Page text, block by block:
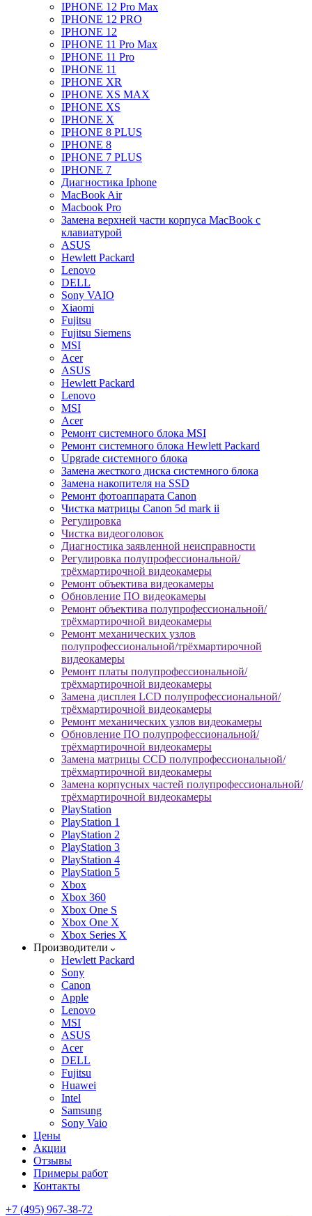
IPHONE 12 Pro Max
IPHONE 12 PRO
IPHONE 12
IPHONE 11 Pro Max
IPHONE 11 Pro
IPHONE 11
IPHONE XR
IPHONE XS MAX
IPHONE XS
IPHONE X
IPHONE 8 PLUS
IPHONE 8
IPHONE 7 PLUS
IPHONE 7
Диагностика Iphone
MacBook Air
Macbook Pro
Замена верхней части корпуса MacBook с
клавиатурой
ASUS
Hewlett Packard
Lenovo
DELL
Sony VAIO
Xiaomi
Fujitsu
Fujitsu Siemens
MSI
Acer
ASUS
Hewlett Packard
Lenovo
MSI
Acer
Ремонт системного блока MSI
Ремонт системного блока Hewlett Packard
Upgrade системного блока
Замена жесткого диска системного блока
Замена накопителя на SSD
Ремонт фотоаппарата Canon
Чистка матрицы Canon 5d mark ii
Регулировка
Чистка видеоголовок
Диагностика заявленной неисправности
Регулировка полупрофессиональной/
трёхмартирочной видеокамеры
Ремонт объектива видеокамеры
Обновление ПО видеокамеры
Ремонт объектива полупрофессиональной/
трёхмартирочной видеокамеры
Ремонт механических узлов
полупрофессиональной/трёхмартирочной
видеокамеры
Ремонт платы полупрофессиональной/
трёхмартирочной видеокамеры
Замена дисплея LCD полупрофессиональной/
трёхмартирочной видеокамеры
Ремонт механических узлов видеокамеры
Обновление ПО полупрофессиональной/
трёхмартирочной видеокамеры
Замена матрицы CCD полупрофессиональной/
трёхмартирочной видеокамеры
Замена корпусных частей полупрофессиональной/
трёхмартирочной видеокамеры
PlayStation
PlayStation 1
PlayStation 2
PlayStation 3
PlayStation 4
PlayStation 5
Xbox
Xbox 360
Xbox One S
Xbox One X
Xbox Series X
Производители
Hewlett Packard
Sony
Canon
Apple
Lenovo
MSI
ASUS
Acer
DELL
Fujitsu
Huawei
Intel
Samsung
Sony Vaio
Цены
Акции
Отзывы
Примеры работ
Контакты
+7 (495) 967-38-72